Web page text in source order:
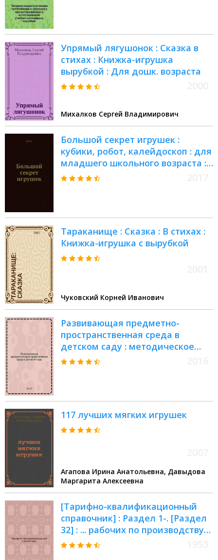
Упрямый лягушонок : Сказка в
стихах : Книжка-игрушка
вырубкой : Для дошк. возраста
Михалков Сергей Владимирович
Большой секрет игрушек :
кубики, робот, калейдоскоп : для
младшего школьного возраста :
0+
Тараканище : Сказка : В стихах :
Книжка-игрушка с вырубкой
Чуковский Корней Иванович
Развивающая предметно-
пространственная среда в
детском саду : методическое
пособие : соответствует
117 лучших мягких игрушек
Агапова Ирина Анатольевна, Давыдова
Маргарита Алексеевна
[Тарифно-квалификационный
справочник] : Раздел 1-. [Раздел
32] : ... рабочих по производству
игрушек